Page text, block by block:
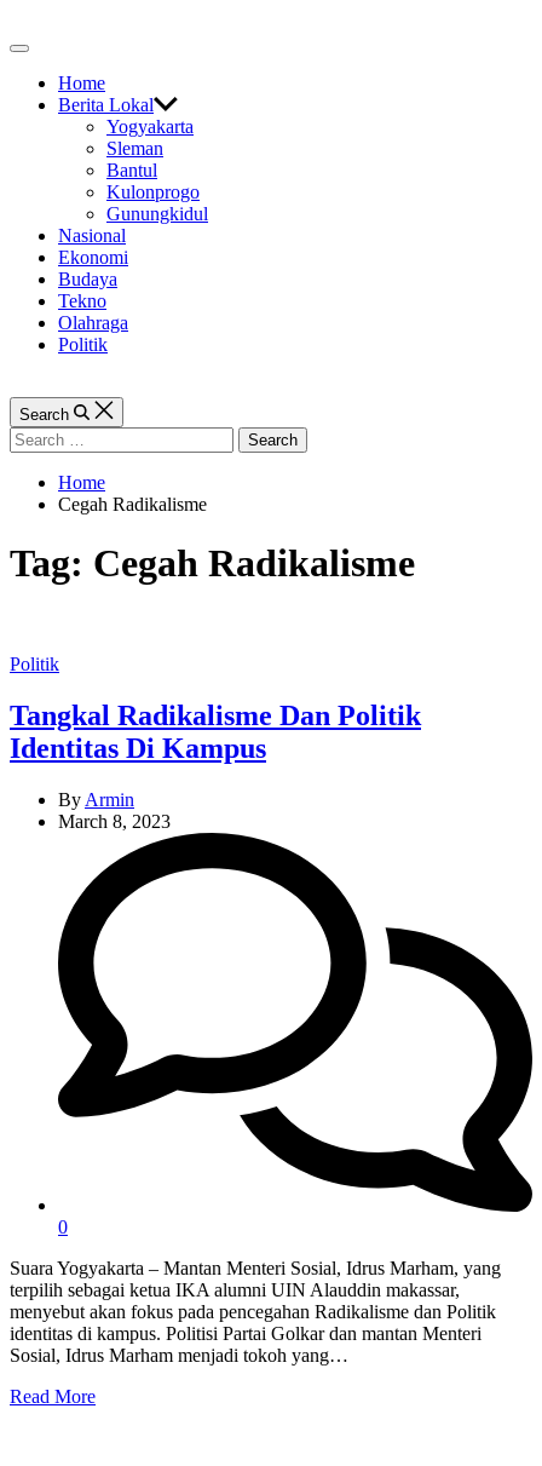
to
Off
CanvasHome
Berita Lokal
Yogyakarta
Sleman
Bantul
Kulonprogo
Gunungkidul
Nasional
Ekonomi
Budaya
Tekno
Olahraga
Politik
Search
Search
for:
Home
Cegah Radikalisme
Tag: Cegah Radikalisme
Categories
Politik
Tangkal Radikalisme Dan Politik
Identitas Di Kampus
By Armin
March 8, 2023
0
Suara Yogyakarta – Mantan Menteri Sosial, Idrus Marham, yang
terpilih sebagai ketua IKA alumni UIN Alauddin makassar,
menyebut akan fokus pada pencegahan Radikalisme dan Politik
identitas di kampus. Politisi Partai Golkar dan mantan Menteri
Sosial, Idrus Marham menjadi tokoh yang…
Read More